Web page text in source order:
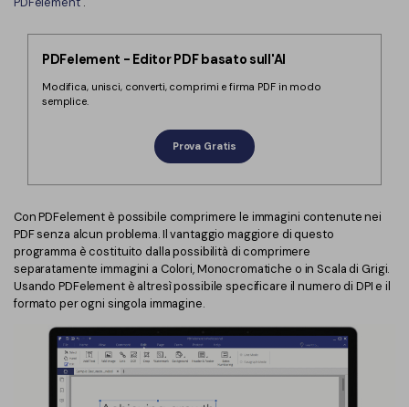
PDF OCR
Extrai dati PDF
AI per PDF
Chat con PDF
Riassunto PDF AI
Traduzione PDF AI
Controllo grammatica AI
Chat con immagine
Legale
Sanità
Freelancer
Recensioni e premi
Storie di clienti
Recensioni di clienti
Confronto dei software PDF
PDFelement - Editor PDF basato sull'AI
Modifica, unisci, converti, comprimi e firma PDF in modo
semplice.
Prova Gratis
Con PDFelement è possibile comprimere le immagini contenute nei
PDF senza alcun problema. Il vantaggio maggiore di questo
programma è costituito dalla possibilità di comprimere
separatamente immagini a Colori, Monocromatiche o in Scala di Grigi.
Usando PDFelement è altresì possibile specificare il numero di DPI e il
formato per ogni singola immagine.